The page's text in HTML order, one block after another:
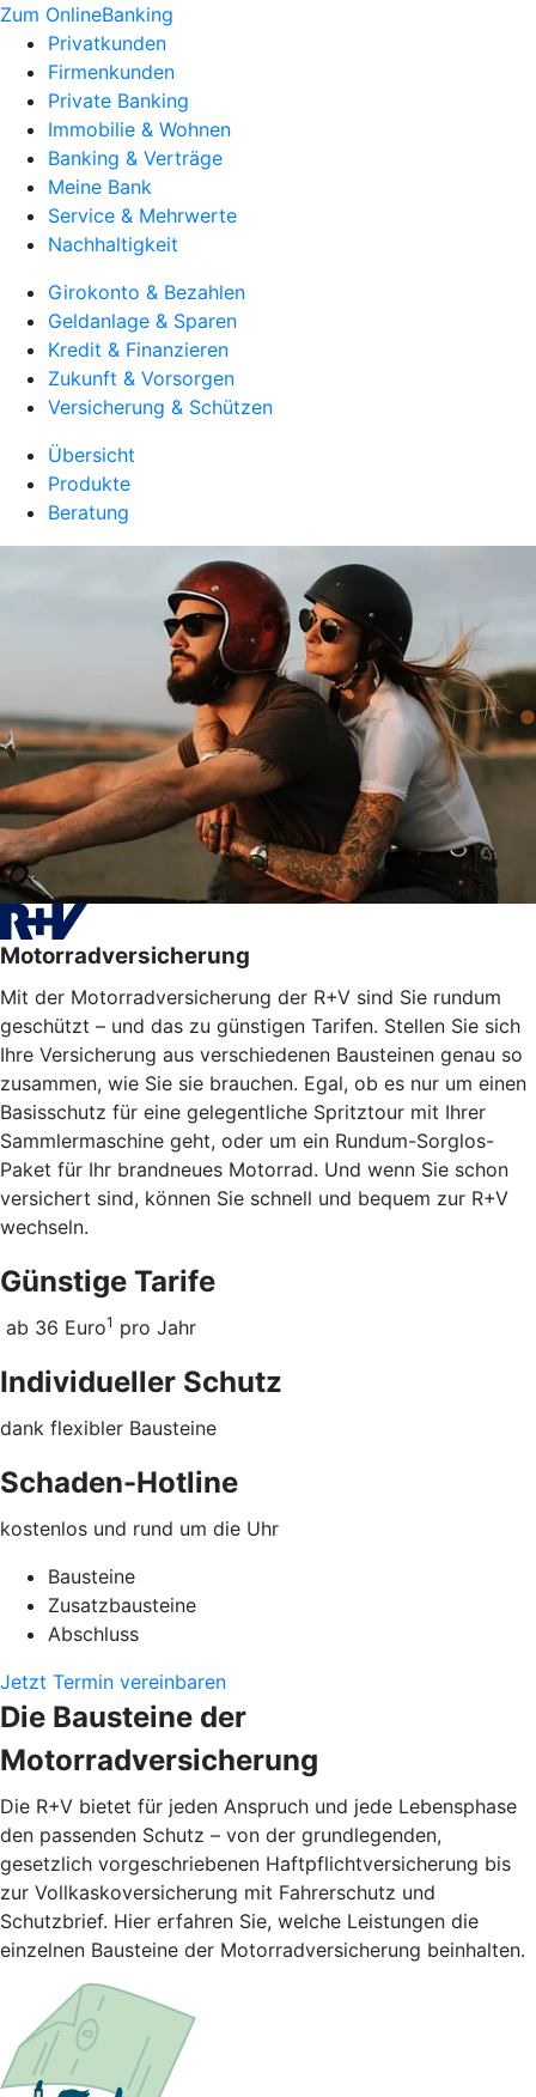
Zum OnlineBanking
Privatkunden
Firmenkunden
Private Banking
Immobilie & Wohnen
Banking & Verträge
Meine Bank
Service & Mehrwerte
Nachhaltigkeit
Girokonto & Bezahlen
Geldanlage & Sparen
Kredit & Finanzieren
Zukunft & Vorsorgen
Versicherung & Schützen
Übersicht
Produkte
Beratung
Motorradversicherung
Mit der Motorradversicherung der R+V sind Sie rundum
geschützt – und das zu günstigen Tarifen. Stellen Sie sich
Ihre Versicherung aus verschiedenen Bausteinen genau so
zusammen, wie Sie sie brauchen. Egal, ob es nur um einen
Basisschutz für eine gelegentliche Spritztour mit Ihrer
Sammlermaschine geht, oder um ein Rundum-Sorglos-
Paket für Ihr brandneues Motorrad. Und wenn Sie schon
versichert sind, können Sie schnell und bequem zur R+V
wechseln.
Günstige Tarife
ab 36 Euro1 pro Jahr
Individueller Schutz
dank flexibler Bausteine
Schaden-Hotline
kostenlos und rund um die Uhr
Bausteine
Zusatzbausteine
Abschluss
Jetzt Termin vereinbaren
Die Bausteine der
Motorradversicherung
Die R+V bietet für jeden Anspruch und jede Lebensphase
den passenden Schutz – von der grundlegenden,
gesetzlich vorgeschriebenen Haftpflichtversicherung bis
zur Vollkaskoversicherung mit Fahrerschutz und
Schutzbrief. Hier erfahren Sie, welche Leistungen die
einzelnen Bausteine der Motorradversicherung beinhalten.